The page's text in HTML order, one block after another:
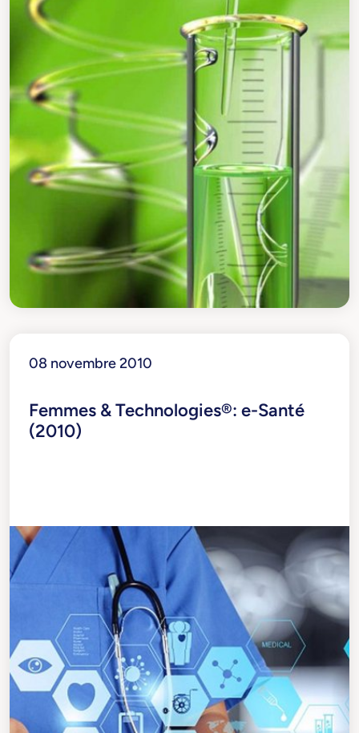
08 novembre 2010
Femmes & Technologies®: e-Santé
(2010)